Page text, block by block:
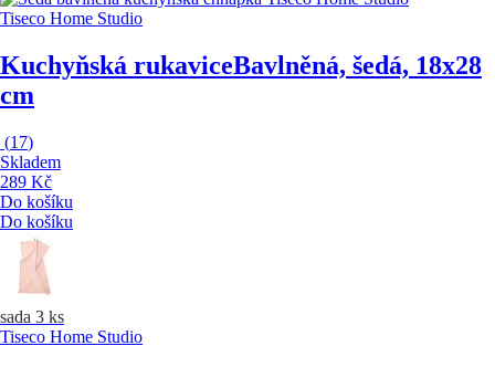
Tiseco Home Studio
Kuchyňská rukaviceBavlněná, šedá, 18x28
cm
(17)
Skladem
289 Kč
Do košíku
Do košíku
sada 3 ks
Tiseco Home Studio